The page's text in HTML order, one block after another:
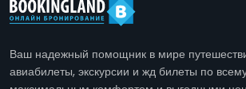
Ваш надежный помощник в мире
авиабилеты, экскурсии и жд билеты по